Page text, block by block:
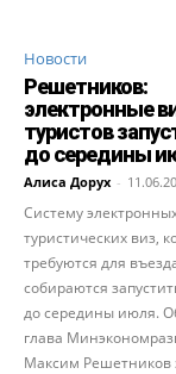
Новости
Решетников:
электронные
туристов
до середины
Алиса Дорух -
Систему
туристических виз,
требуются для
собираются
до середины июля.
глава
Максим Решетников